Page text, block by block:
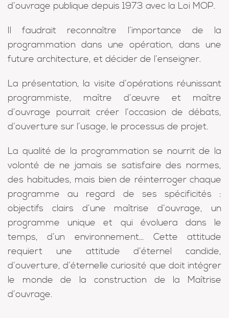
d’ouvrage publique depuis 1973 avec la Loi MOP.
Il faudrait reconnaître l’importance de la
programmation dans une opération, dans une
future architecture, et décider de l’enseigner.
La présentation, la visite d’opérations réunissant
programmiste, maître d’œuvre et maître
d’ouvrage pourrait créer l’occasion de débats,
d’ouverture sur l’usage, le processus de projet.
La qualité de la programmation se nourrit de la
volonté de ne jamais se satisfaire des normes,
des habitudes, mais bien de réinterroger chaque
programme au regard de ses spécificités :
objectifs clairs d’une maîtrise d’ouvrage, un
programme unique et qui évoluera dans le
temps, d’un environnement… Cette attitude
requiert une attitude d’éternel candide,
d’ouverture, d’éternelle curiosité que doit intégrer
le monde de la construction de la Maîtrise
d’ouvrage.